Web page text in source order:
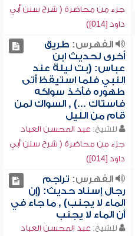
جزء من محاضرة ( شرح سنن أبي
داود [014])
الفهرس: طريق
أخرى لحديث ابن
عباس: (بت ليلة عند
النبي فلما استيقظ أتى
طهوره فأخذ سواكه
فاستاك ...) , السواك لمن
قام من الليل
للشيخ: عبد المحسن العباد
جزء من محاضرة ( شرح سنن أبي
داود [014])
الفهرس: تراجم
رجال إسناد حديث: (إن
الماء لا يجنب) , ما جاء في
أن الماء لا يجنب
للشيخ: عبد المحسن العباد